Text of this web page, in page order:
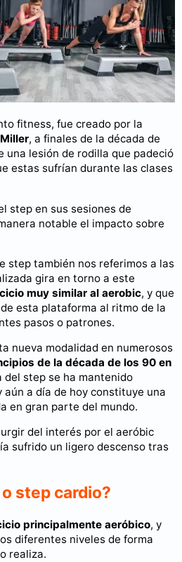
fitness, fue creado por la
, a finales de la década de
una lesión de rodilla que padeció
estas sufrían durante las clases
step en sus sesiones de
notable el impacto sobre
step también nos referimos a las
gira en torno a este
muy similar al aerobic, y que
esta plataforma al ritmo de la
pasos o patrones.
nueva modalidad en numerosos
de la década de los 90 en
del step se ha mantenido
a día de hoy constituye una
en gran parte del mundo.
del interés por el aeróbic
sufrido un ligero descenso tras
step cardio?
principalmente aeróbico, y
diferentes niveles de forma
realiza.